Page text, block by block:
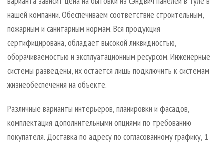
нашей компании. Обеспечиваем соответствие строительным,
пожарным и санитарным нормам. Вся продукция
сертифицирована, обладает высокой ликвидностью,
оборачиваемостью и эксплуатационным ресурсом. Инженерные
системы разведены, их остается лишь подключить к системам
жизнеобеспечения на объекте.
Различные варианты интерьеров, планировки и фасадов,
комплектация дополнительными опциями по требованию
покупателя. Доставка по адресу по согласованному графику, 1